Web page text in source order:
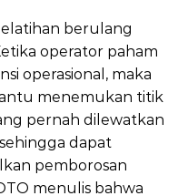
berulang
operator paham
operasional, maka
menemukan titik
pernah dilewatkan
dapat
pemborosan
menulis bahwa